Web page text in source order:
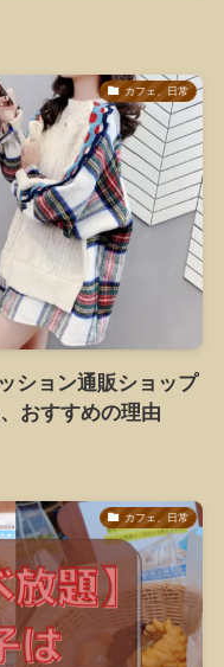
カフェ、日常
ション通販ショップ
おすすめの理由
カフェ、日常